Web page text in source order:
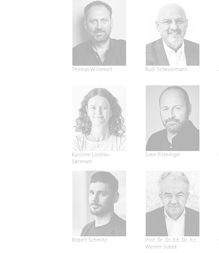
Thomas Willemeit Rudi Scheuermann
Karoline Liedtke-
Sørensen
Sven Plieninger
Robert Schmitz
Prof. Dr. Dr. E.h. Dr. h.c.
Werner Sobek